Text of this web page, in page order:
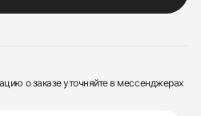
о заказеуточняйте в мессенджерах